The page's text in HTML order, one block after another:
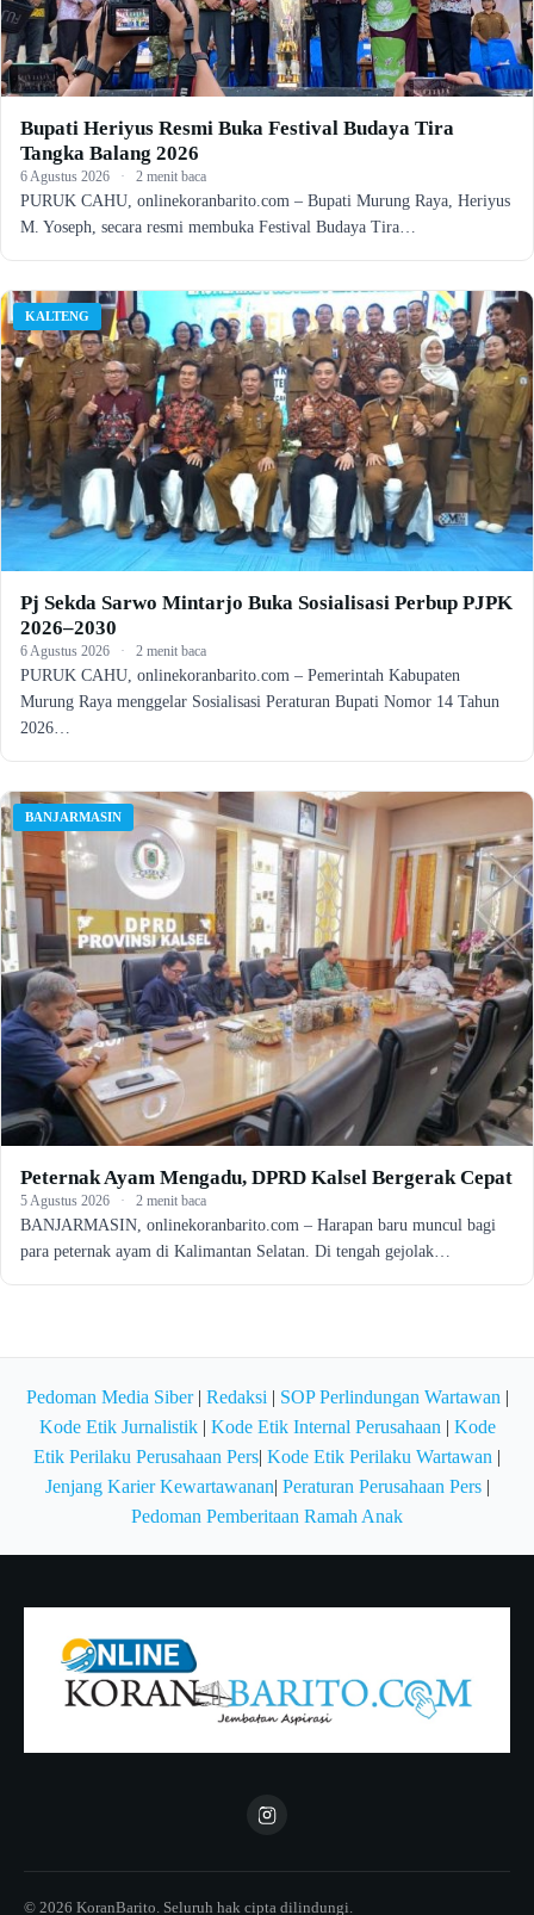
Bupati Heriyus Resmi Buka Festival Budaya Tira
Tangka Balang 2026
6 Agustus 2026 · 2 menit baca
PURUK CAHU, onlinekoranbarito.com – Bupati Murung Raya, Heriyus
M. Yoseph, secara resmi membuka Festival Budaya Tira…
KALTENG
Pj Sekda Sarwo Mintarjo Buka Sosialisasi Perbup PJPK
2026–2030
6 Agustus 2026 · 2 menit baca
PURUK CAHU, onlinekoranbarito.com – Pemerintah Kabupaten
Murung Raya menggelar Sosialisasi Peraturan Bupati Nomor 14 Tahun
2026…
BANJARMASIN
Peternak Ayam Mengadu, DPRD Kalsel Bergerak Cepat
5 Agustus 2026 · 2 menit baca
BANJARMASIN, onlinekoranbarito.com – Harapan baru muncul bagi
para peternak ayam di Kalimantan Selatan. Di tengah gejolak…
Pedoman Media Siber| Redaksi | SOP Perlindungan Wartawan |
Kode Etik Jurnalistik| Kode Etik Internal Perusahaan | Kode
Etik Perilaku Perusahaan Pers| Kode Etik Perilaku Wartawan |
Jenjang Karier Kewartawanan| Peraturan Perusahaan Pers|
Pedoman Pemberitaan Ramah Anak
© 2026 KoranBarito. Seluruh hak cipta dilindungi.